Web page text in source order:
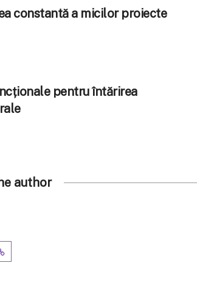
constantă a micilor proiecte
pentru întărirea
author